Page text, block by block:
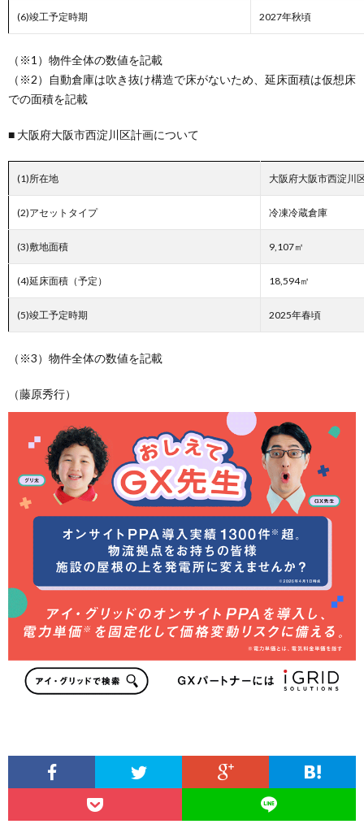
(6)竣工予定時期 2027年秋頃
（※1）物件全体の数値を記載
（※2）自動倉庫は吹き抜け構造で床がないため、延床面積は仮想床
での面積を記載
■ 大阪府大阪市西淀川区計画について
(1)所在地 大阪府大阪市西淀川
(2)アセットタイプ 冷凍冷蔵倉庫
(3)敷地面積 9,107㎡
(4)延床面積（予定） 18,594㎡
(5)竣工予定時期 2025年春頃
（※3）物件全体の数値を記載
（藤原秀行）